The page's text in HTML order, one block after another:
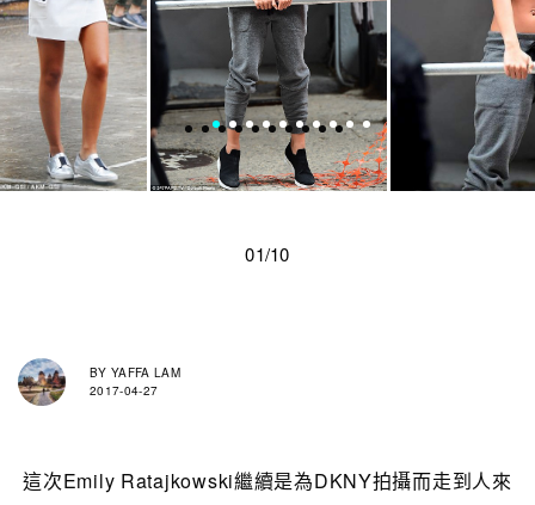
01/10
BY YAFFA LAM
2017-04-27
這次Emily Ratajkowski繼續是為DKNY拍攝而走到人來